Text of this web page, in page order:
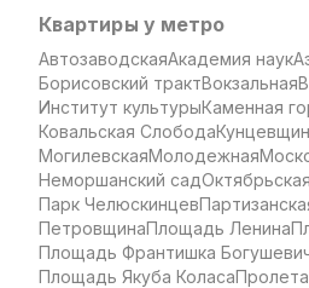
Квартиры у метро
АвтозаводскаяАкадемия наук
Борисовский трактВокзальная
Институт культурыКаменная
Ковальская Слобода
МогилевскаяМолодежная
Неморшанский сад
Парк Челюскинцев
ПетровщинаПлощадь Ленина
Площадь Франтишка
Площадь Якуба Коласа